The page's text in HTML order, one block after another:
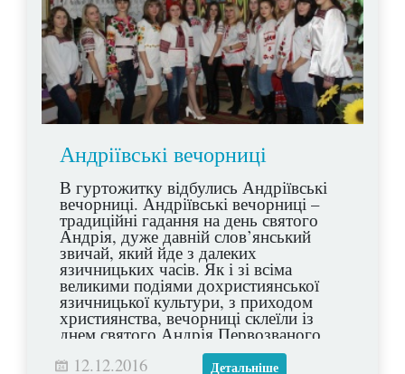
Андріївські вечорниці
В гуртожитку відбулись Андріївські
вечорниці. Андріївські вечорниці –
традиційні гадання на день святого
Андрія, дуже давній слов’янський
звичай, який йде з далеких
язичницьких часів. Як і зі всіма
великими подіями дохристиянської
язичницької культури, з приходом
християнства, вечорниці склеїли із
днем святого Андрія Первозваного,
одного з дванадцяти апостолів
Христа.
12.12.2016 Детальніше